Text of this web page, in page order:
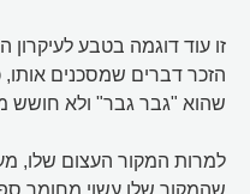
זו עוד דוגמה בטבע
הזכר דברים שמסכנים אותו,
שהוא "גבר גבר" ולא חושש
למרות המקור העצום שלו,
שהמקור שלו עשוי מחומר